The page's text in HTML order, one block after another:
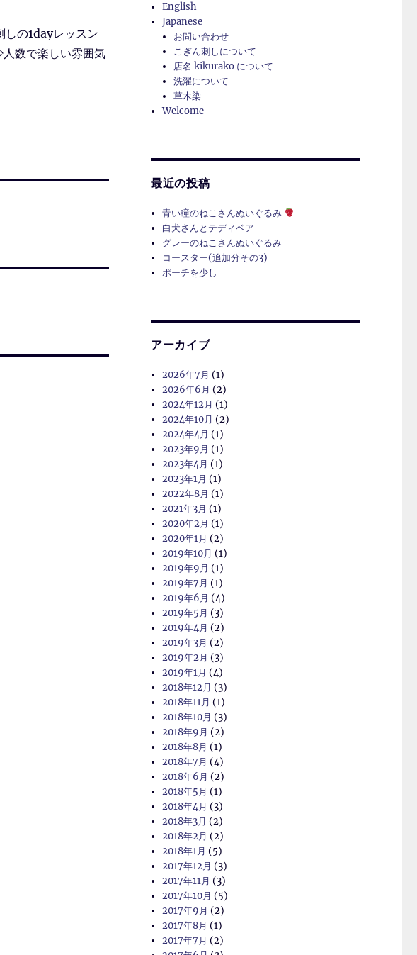
しの1dayレッスン
人数で楽しい雰囲気
English
Japanese
お問い合わせ
こぎん刺しについて
店名 kikurako について
洗濯について
草木染
Welcome
最近の投稿
青い瞳のねこさんぬいぐるみ
白犬さんとテディベア
グレーのねこさんぬいぐるみ
コースター(追加分その3)
ポーチを少し
アーカイブ
2026年7月 (1)
2026年6月 (2)
2024年12月 (1)
2024年10月 (2)
2024年4月 (1)
2023年9月 (1)
2023年4月 (1)
2023年1月 (1)
2022年8月 (1)
2021年3月 (1)
2020年2月 (1)
2020年1月 (2)
2019年10月 (1)
2019年9月 (1)
2019年7月 (1)
2019年6月 (4)
2019年5月 (3)
2019年4月 (2)
2019年3月 (2)
2019年2月 (3)
2019年1月 (4)
2018年12月 (3)
2018年11月 (1)
2018年10月 (3)
2018年9月 (2)
2018年8月 (1)
2018年7月 (4)
2018年6月 (2)
2018年5月 (1)
2018年4月 (3)
2018年3月 (2)
2018年2月 (2)
2018年1月 (5)
2017年12月 (3)
2017年11月 (3)
2017年10月 (5)
2017年9月 (2)
2017年8月 (1)
2017年7月 (2)